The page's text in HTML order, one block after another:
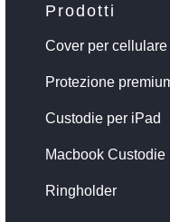
Prodotti
Cover per cellulare
Protezione
Custodie per iPad
Macbook Custodie
Ringholder